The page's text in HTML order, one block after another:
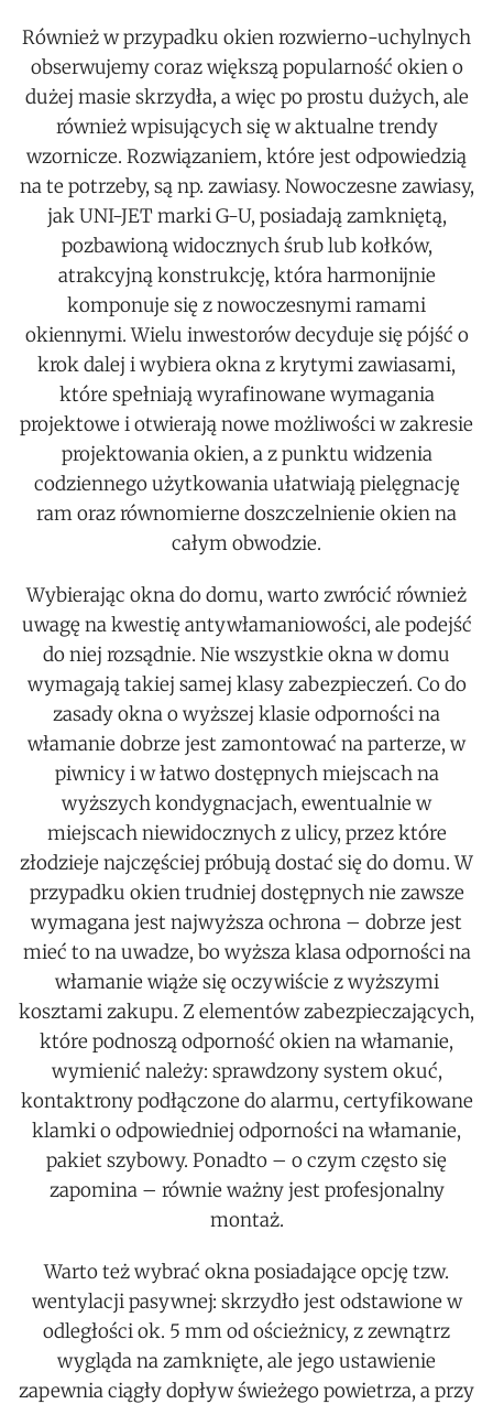
Również w przypadku okien rozwierno-uchylnych
obserwujemy coraz większą popularność okien o
dużej masie skrzydła, a więc po prostu dużych, ale
również wpisujących się w aktualne trendy
wzornicze. Rozwiązaniem, które jest odpowiedzią
na te potrzeby, są np. zawiasy. Nowoczesne zawiasy,
jak UNI-JET marki G-U, posiadają zamkniętą,
pozbawioną widocznych śrub lub kołków,
atrakcyjną konstrukcję, która harmonijnie
komponuje się z nowoczesnymi ramami
okiennymi. Wielu inwestorów decyduje się pójść o
krok dalej i wybiera okna z krytymi zawiasami,
które spełniają wyrafinowane wymagania
projektowe i otwierają nowe możliwości w zakresie
projektowania okien, a z punktu widzenia
codziennego użytkowania ułatwiają pielęgnację
ram oraz równomierne doszczelnienie okien na
całym obwodzie.
Wybierając okna do domu, warto zwrócić również
uwagę na kwestię antywłamaniowości, ale podejść
do niej rozsądnie. Nie wszystkie okna w domu
wymagają takiej samej klasy zabezpieczeń. Co do
zasady okna o wyższej klasie odporności na
włamanie dobrze jest zamontować na parterze, w
piwnicy i w łatwo dostępnych miejscach na
wyższych kondygnacjach, ewentualnie w
miejscach niewidocznych z ulicy, przez które
złodzieje najczęściej próbują dostać się do domu. W
przypadku okien trudniej dostępnych nie zawsze
wymagana jest najwyższa ochrona – dobrze jest
mieć to na uwadze, bo wyższa klasa odporności na
włamanie wiąże się oczywiście z wyższymi
kosztami zakupu. Z elementów zabezpieczających,
które podnoszą odporność okien na włamanie,
wymienić należy: sprawdzony system okuć,
kontaktrony podłączone do alarmu, certyfikowane
klamki o odpowiedniej odporności na włamanie,
pakiet szybowy. Ponadto – o czym często się
zapomina – równie ważny jest profesjonalny
montaż.
Warto też wybrać okna posiadające opcję tzw.
wentylacji pasywnej: skrzydło jest odstawione w
odległości ok. 5 mm od ościeżnicy, z zewnątrz
wygląda na zamknięte, ale jego ustawienie
zapewnia ciągły dopływ świeżego powietrza, a przy